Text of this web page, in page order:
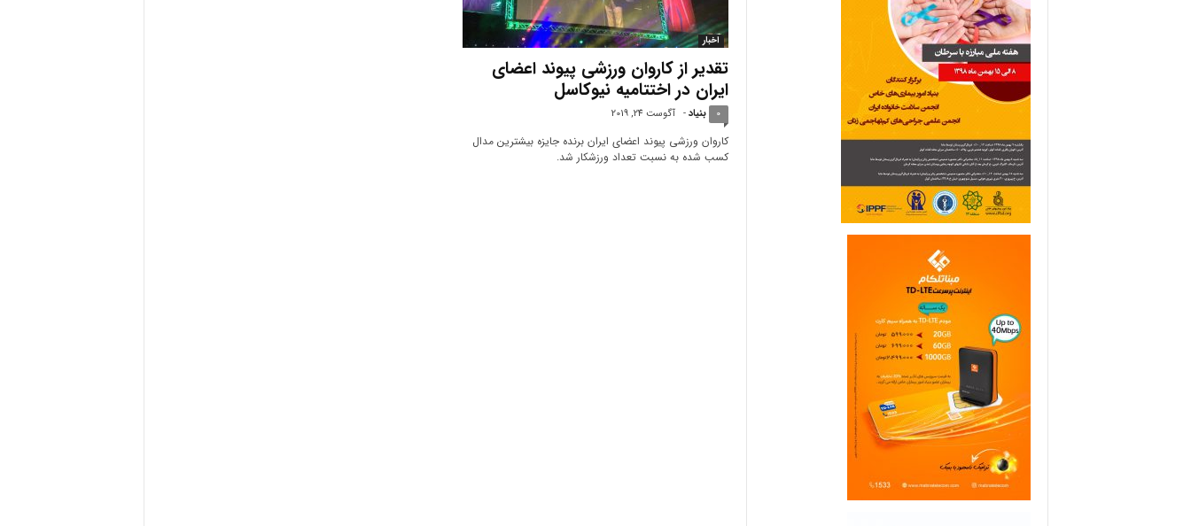
م
و
ر
ی
م
ی
ا
خ
اخبار
تقدیر از کاروان ورزشی پیوند اعضای
ایران در اختتامیه نیوکاسل
بنیاد - آگوست 24, 2019 0
کاروان ورزشی پیوند اعضای ایران برنده جایزه بیشترین مدال
کسب شده به نسبت تعداد ورزشکار شد.